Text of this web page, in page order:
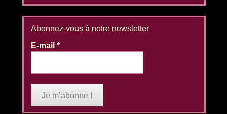
Abonnez-vous à notre newsletter
E-mail*